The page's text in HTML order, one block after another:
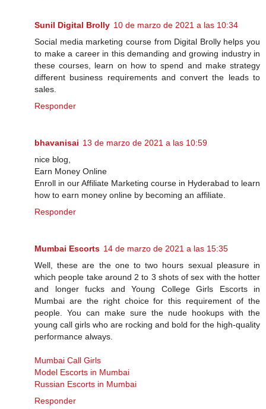
Sunil Digital Brolly 10 de marzo de 2021 a las 10:34
Social media marketing course from Digital Brolly helps you
to make a career in this demanding and growing industry in
these courses, learn on how to spend and make strategy
different business requirements and convert the leads to
sales.
Responder
bhavanisai 13 de marzo de 2021 a las 10:59
nice blog,
Earn Money Online
Enroll in our Affiliate Marketing course in Hyderabad to learn
how to earn money online by becoming an affiliate.
Responder
Mumbai Escorts 14 de marzo de 2021 a las 15:35
Well, these are the one to two hours sexual pleasure in
which people take around 2 to 3 shots of sex with the hotter
and longer fucks and Young College Girls Escorts in
Mumbai are the right choice for this requirement of the
people. You can make sure the nude hookups with the
young call girls who are rocking and bold for the high-quality
performance always.
Mumbai Call Girls
Model Escorts in Mumbai
Russian Escorts in Mumbai
Responder